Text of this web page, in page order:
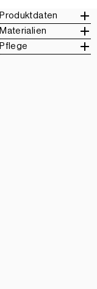
Produktdaten
Materialien
Pflege